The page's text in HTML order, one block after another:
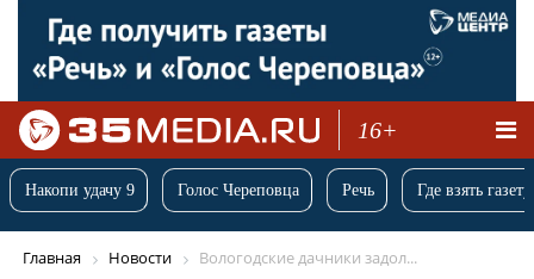
16+
Накопи удачу 9 Голос Череповца Речь Где взять
Главная Новости Вологодские дачники задол...